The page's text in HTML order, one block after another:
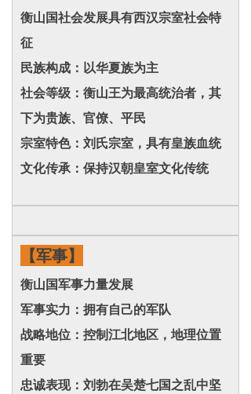
衡山国社会发展具有西汉宗室社会特
征
民族构成：以华夏族为主
社会等级：衡山王为最高统治者，其
下为贵族、官僚、平民
宗室特色：刘氏宗室，具有皇族血统
文化传承：保持汉朝皇室文化传统
【军事】
衡山国军事力量发展
军事实力：拥有自己的军队
战略地位：控制江北地区，地理位置
重要
忠诚表现：刘勃在吴楚七国之乱中坚